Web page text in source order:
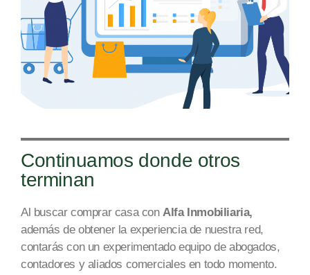
Continuamos donde otros
terminan
Al buscar comprar casa conAlfa Inmobiliaria,
además de obtener la experiencia de nuestra red,
contarás con un experimentado equipo de abogados,
contadores y aliados comerciales en todo momento.